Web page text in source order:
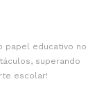
papel educativo no
superando
escolar!